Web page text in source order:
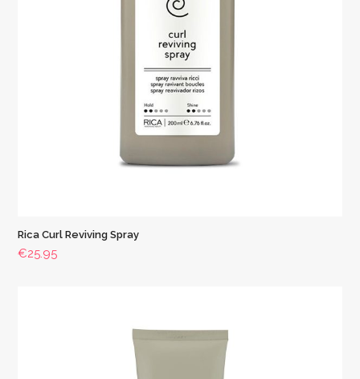
Rica Curl Reviving Spray
€25.95